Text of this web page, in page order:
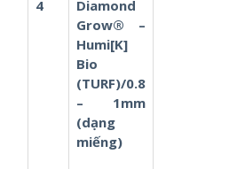
4
Diamond
Grow® –
Humi[K]
Bio
(TURF)/0.8
– 1mm
(dạng
miếng)